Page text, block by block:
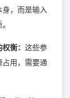
，而是输入
衡： 这些参
用，需要通